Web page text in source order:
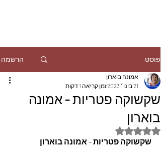
פוסט הרשמה
שקשוקה פטריות - אמונה
בוארון
אמונה בוארון
21 בינו׳ 2023
זמן קריאה 1 דקות
דירוג של NaN מתוך 5 כוכבים
שקשוקה פטריות - אמונה בוארון